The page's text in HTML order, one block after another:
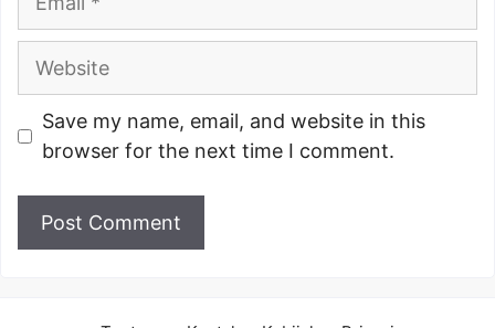
Website
Save my name, email, and website in this
browser for the next time I comment.